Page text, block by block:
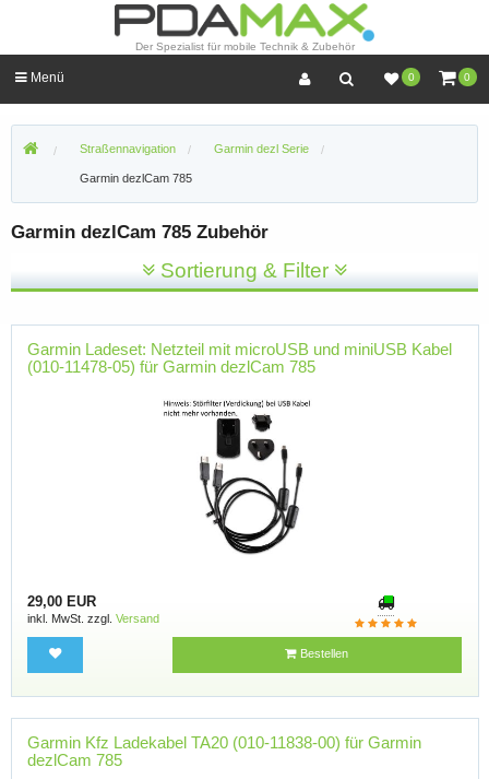
Der Spezialist für mobile Technik & Zubehör
0 0
Menü
Straßennavigation Garmin dezl Serie
Garmin dezlCam 785
Garmin dezlCam 785 Zubehör
Sortierung & Filter
Garmin Ladeset: Netzteil mit microUSB und miniUSB Kabel
(010-11478-05) für Garmin dezlCam 785
29,00 EUR
inkl. MwSt. zzgl. Versand
Bestellen
Garmin Kfz Ladekabel TA20 (010-11838-00) für Garmin
dezlCam 785